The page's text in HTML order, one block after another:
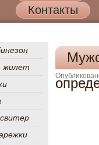
Контакты
жилет